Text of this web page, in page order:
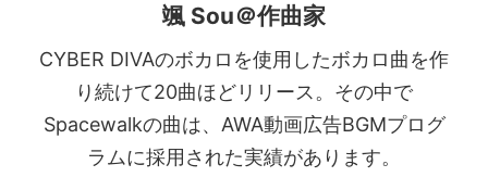
颯 Sou＠作曲家
CYBER DIVAのボカロを使用したボカロ曲を作
り続けて20曲ほどリリース。その中で
Spacewalkの曲は、AWA動画広告BGMプログ
ラムに採用された実績があります。